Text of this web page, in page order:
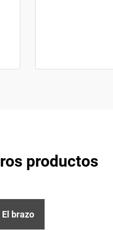
productos
El brazo